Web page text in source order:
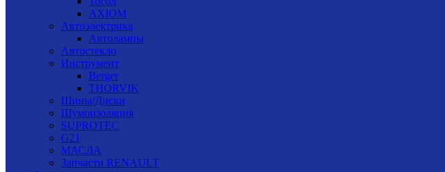
AXIOM
Автоэлектрика
Автолампы
Автостекло
Инструмент
Berger
THORVIK
Шины/Диски
Шумоизоляция
SUPROTEC
G21
МАСЛА
Запчасти RENAULT